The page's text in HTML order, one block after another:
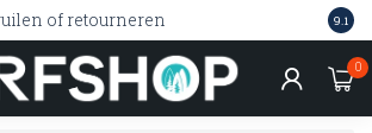
of retourneren 9.1
0